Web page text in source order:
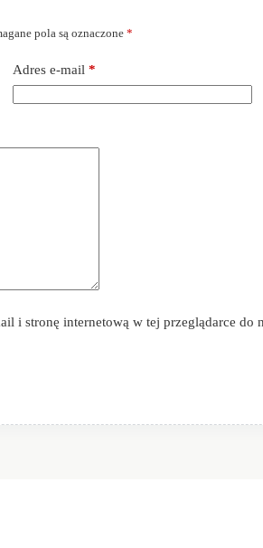
pola są oznaczone *
Adres e-mail *
i stronę internetową w tej przeglądarce do